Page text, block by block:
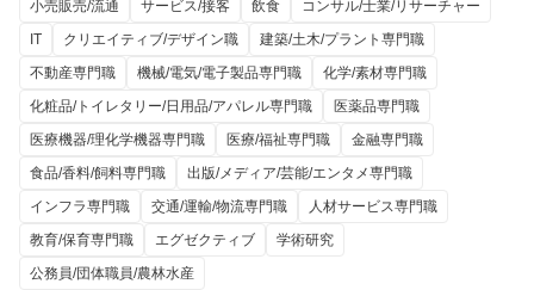
小売販売/流通
サービス/接客 飲食
コンサル/士業/リサーチャー
IT
クリエイティブ/デザイン職
建築/土木/プラント専門職
不動産専門職
機械/電気/電子製品専門職
化学/素材専門職
化粧品/トイレタリー/日用品/アパレル専門職
医薬品専門職
医療機器/理化学機器専門職
医療/福祉専門職
金融専門職
食品/香料/飼料専門職
出版/メディア/芸能/エンタメ専門職
インフラ専門職
交通/運輸/物流専門職
人材サービス専門職
教育/保育専門職
エグゼクティブ
学術研究
公務員/団体職員/農林水産